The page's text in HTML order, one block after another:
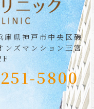
県神戸市中央区磯
ンズマンション三宮
5800